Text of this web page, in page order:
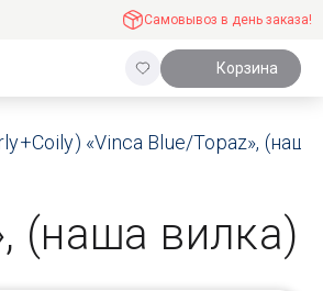
Самовывоз в день заказа!
Корзина
«Vinca Blue/Topaz»,
(наша вилка)